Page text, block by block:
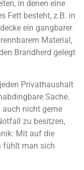
in denen eine
Fett besteht, z.B. in
ein gangbarer
Material,
Brandherd gelegt
Privathaushalt
Sache.
auch nicht gerne
zu besitzen,
Mit auf die
fühlt man sich